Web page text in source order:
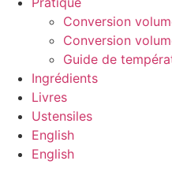
Conversion
Conversion
Guide de
Ingrédients
Livres
Ustensiles
English
English